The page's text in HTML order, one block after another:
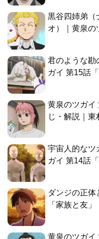
黒谷四姉弟（
オ）｜黄泉の
君のような勘
ガイ 第15話
黄泉のツガイ
じ・解説｜東
宇宙人的なツ
ガイ 第14話
ダンジの正
「家族と友」
黄泉のツガイ